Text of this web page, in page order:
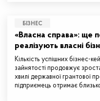
БІЗНЕС
«Власна справа»: ще
реалізують власні
Кількість успішних бізнес-
зайнятості продовжує
хвилі державної грантової
підприємець отримає